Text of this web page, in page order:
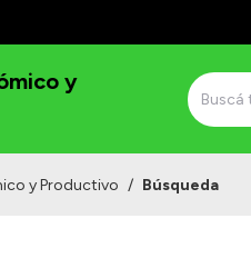
y
y Productivo / Búsqueda